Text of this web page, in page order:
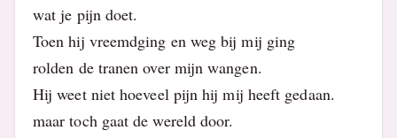
wat je pijn doet.
Toen hij vreemdging en weg bij mij ging
rolden de tranen over mijn wangen.
Hij weet niet hoeveel pijn hij mij heeft gedaan.
maar toch gaat de wereld door.